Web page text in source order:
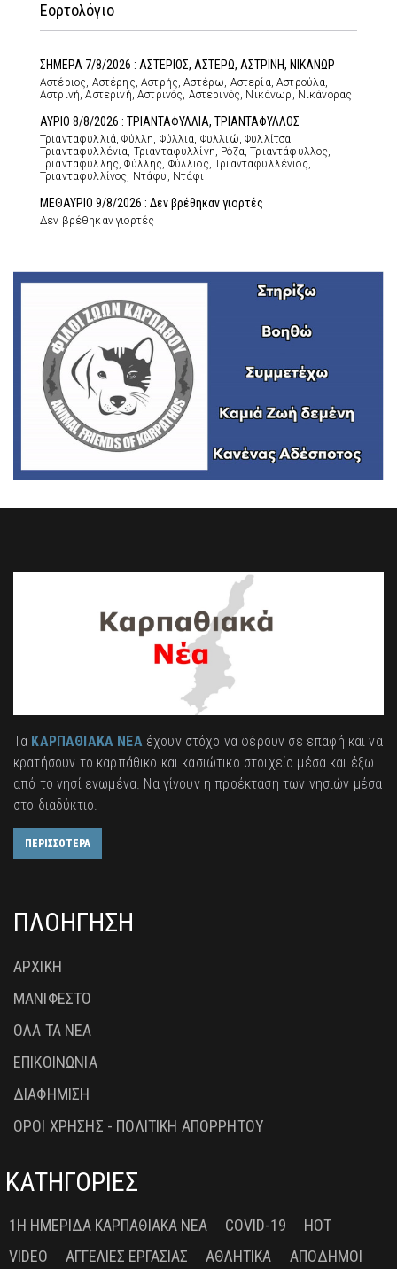
Εορτολόγιο
ΣΗΜΕΡΑ 7/8/2026 : ΑΣΤΕΡΙΟΣ, ΑΣΤΕΡΩ, ΑΣΤΡΙΝΗ, ΝΙΚΑΝΩΡ
Αστέριος, Αστέρης, Αστρής, Αστέρω, Αστερία, Αστρούλα,
Αστρινή, Αστερινή, Αστρινός, Αστερινός, Νικάνωρ, Νικάνορας
ΑΥΡΙΟ 8/8/2026 : ΤΡΙΑΝΤΑΦΥΛΛΙΑ, ΤΡΙΑΝΤΑΦΥΛΛΟΣ
Τριανταφυλλιά, Φύλλη, Φύλλια, Φυλλιώ, Φυλλίτσα,
Τριανταφυλλένια, Τριανταφυλλίνη, Ρόζα, Τριαντάφυλλος,
Τριανταφύλλης, Φύλλης, Φύλλιος, Τριανταφυλλένιος,
Τριανταφυλλίνος, Ντάφυ, Ντάφι
ΜΕΘΑΥΡΙΟ 9/8/2026 : Δεν βρέθηκαν γιορτές
Δεν βρέθηκαν γιορτές
Τα ΚΑΡΠΑΘΙΑΚΑ ΝΕΑέχουν στόχο να φέρουν σε επαφή και να
κρατήσουν το καρπάθικο και κασιώτικο στοιχείο μέσα και έξω
από το νησί ενωμένα. Να γίνουν η προέκταση των νησιών μέσα
στο διαδύκτιο.
ΠΕΡΙΣΣΟΤΕΡΑ
ΠΛΟΗΓΗΣΗ
ΑΡΧΙΚΗ
ΜΑΝΙΦΕΣΤΟ
ΟΛΑ ΤΑ ΝΕΑ
ΕΠΙΚΟΙΝΩΝΙΑ
ΔΙΑΦΗΜΙΣΗ
ΟΡΟΙ ΧΡΗΣΗΣ - ΠΟΛΙΤΙΚΗ ΑΠΟΡΡΗΤΟΥ
ΚΑΤΗΓΟΡΙΕΣ
1Η ΗΜΕΡΊΔΑ ΚΑΡΠΑΘΙΑΚΆ ΝΈΑ COVID-19
HOT
VIDEO
ΑΓΓΕΛΊΕΣ ΕΡΓΑΣΊΑΣ ΑΘΛΗΤΙΚΆ ΑΠΌΔΗΜΟΙ